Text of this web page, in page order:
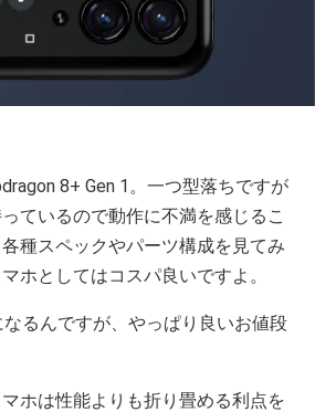
8+ Gen 1。一つ型落ちですが
ているので動作に不満を感じるこ
種スペックやパーツ構成を見てみ
ホとしてはコスパ良いですよ。
なるんですが、やっぱり良いお値段
ホは性能よりも折り畳める利点を